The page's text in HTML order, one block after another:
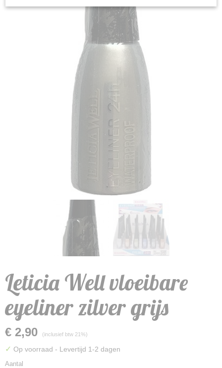
Leticia Well vloeibare
eyeliner zilver grijs
€ 2,90 (inclusief btw 21%)
✓ Op voorraad - Levertijd 1-2 dagen
Aantal